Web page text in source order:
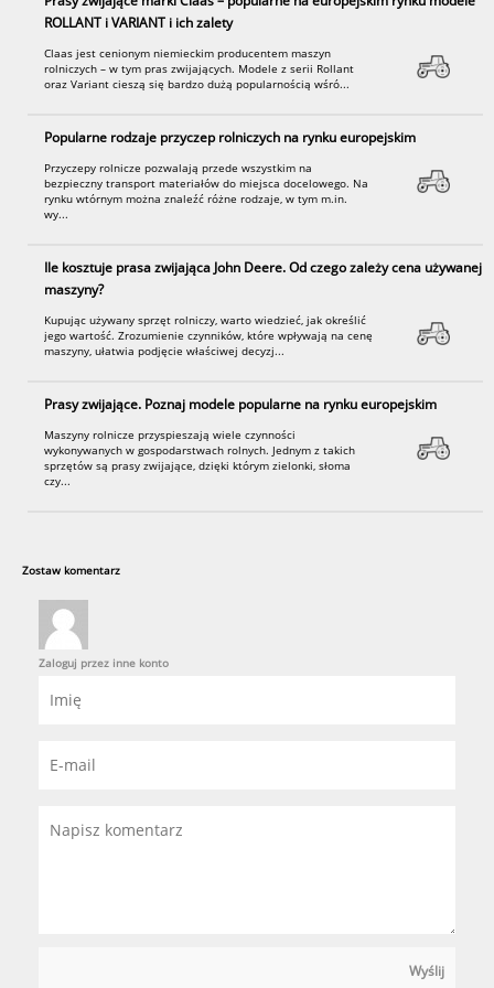
ROLLANT i VARIANT i ich zalety
Claas jest cenionym niemieckim producentem maszyn
rolniczych – w tym pras zwijających. Modele z serii Rollant
oraz Variant cieszą się bardzo dużą popularnością wśró...
Popularne rodzaje przyczep rolniczych na rynku europejskim
Przyczepy rolnicze pozwalają przede wszystkim na
bezpieczny transport materiałów do miejsca docelowego. Na
rynku wtórnym można znaleźć różne rodzaje, w tym m.in.
wy...
Ile kosztuje prasa zwijająca John Deere. Od czego zależy cena używanej
maszyny?
Kupując używany sprzęt rolniczy, warto wiedzieć, jak określić
jego wartość. Zrozumienie czynników, które wpływają na cenę
maszyny, ułatwia podjęcie właściwej decyzj...
Prasy zwijające. Poznaj modele popularne na rynku europejskim
Maszyny rolnicze przyspieszają wiele czynności
wykonywanych w gospodarstwach rolnych. Jednym z takich
sprzętów są prasy zwijające, dzięki którym zielonki, słoma
czy...
Zostaw komentarz
Zaloguj przez inne konto